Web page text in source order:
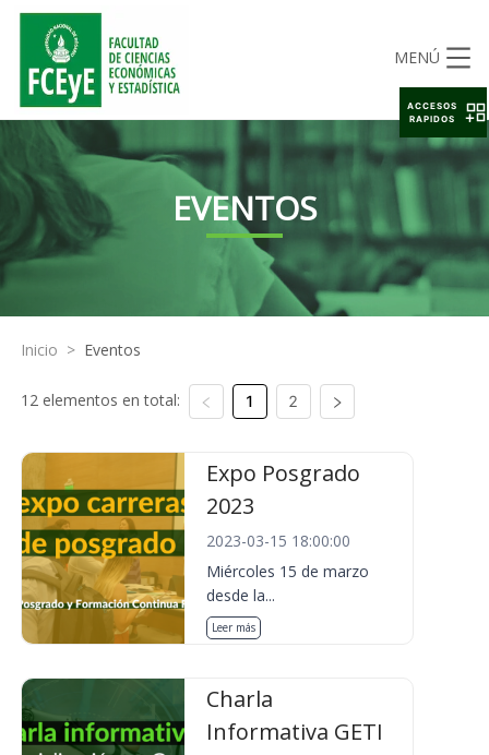
MENÚ
EVENTOS
Inicio > Eventos
12 elementos en total: 1 2
Expo Posgrado
2023
2023-03-15 18:00:00
Miércoles 15 de marzo
desde la...
Leer más
Charla
Informativa GETI
ACCESOS
RAPIDOS